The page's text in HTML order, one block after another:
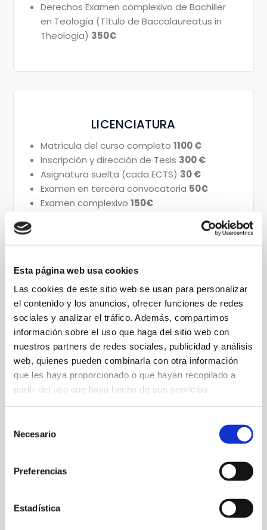
Esta página web usa cookies
Las cookies de este sitio web se usan para personalizar
el contenido y los anuncios, ofrecer funciones de redes
sociales y analizar el tráfico. Además, compartimos
información sobre el uso que haga del sitio web con
nuestros partners de redes sociales, publicidad y análisis
web, quienes pueden combinarla con otra información
que les haya proporcionado o que hayan recopilado a
partir del uso que haya hecho de sus servicios.
Necesario
Preferencias
Estadística
Derechos Examen complexivo de Bachiller
en Teología (Título de Baccalaureatus in
Theologia) 350€
LICENCIATURA
Matrícula del curso completo1100 €
Inscripción y dirección de Tesis 300 €
Asignatura suelta (cada ECTS) 30 €
Examen en tercera convocatoria 50€
Examen complexivo150€
Defensa de Tesis de Licenciatura Título de
DOCTORADO
Inscripción y dirección de Tesis 1000 €
Curso monográfico (cada ECTS)
60 €
Prácticas y lecciones magistrales
250 €
Defensa de Tesis, Título y envío de Tesis